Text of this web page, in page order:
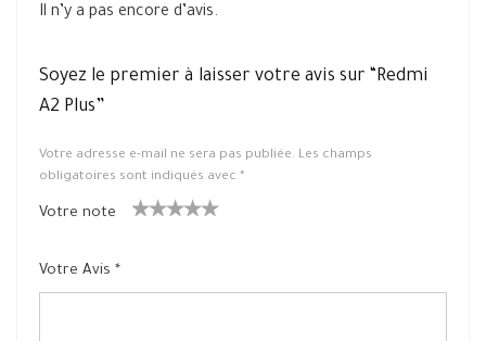
Il n’y a pas encore d’avis.
Soyez le premier à laisser votre avis sur “Redmi
A2 Plus”
Votre adresse e-mail ne sera pas publiée. Les champs
obligatoires sont indiqués avec *
Votre note
oil
sur
Votre Avis *